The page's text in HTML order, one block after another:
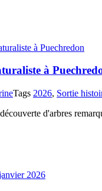
à
Tags 2026, Sortie
d'arbres